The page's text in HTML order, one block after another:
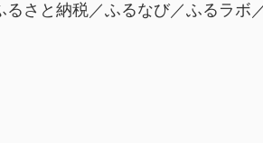
さと納税／ふるなび／ふるラボ